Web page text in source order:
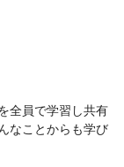
全員で学習し共有
なことからも学び